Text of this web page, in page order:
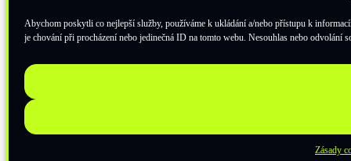
Abychom poskytli co nejlepší služby, používáme k ukládání a/nebo přístupu k
je chování při procházení nebo jedinečná ID na tomto webu. Nesouhlas nebo odvolání
Zásady